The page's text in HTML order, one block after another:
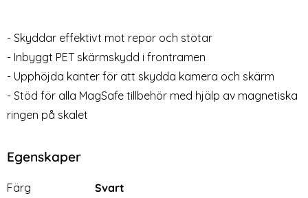
- Skyddar effektivt mot repor och stötar
- Inbyggt PET skärmskydd i frontramen
- Upphöjda kanter för att skydda kamera och skärm
- Stöd för alla MagSafe tillbehör med hjälp av magnetiska
ringen på skalet
Egenskaper
Egenskaper/attribut för denna produkt
Attribut
Färg
Svart